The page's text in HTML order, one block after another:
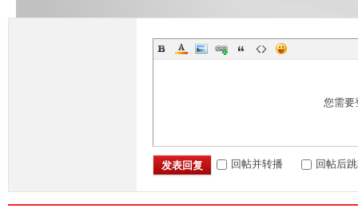
您需要
发表回复 回帖并转播 回帖后